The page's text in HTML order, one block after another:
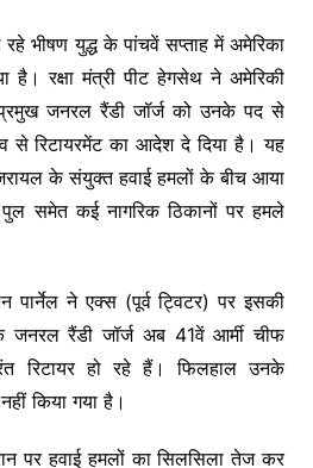
भीषण युद्ध के पांचवें सप्ताह में अमेरिका
है। रक्षा मंत्री पीट हेगसेथ ने अमेरिकी
जनरल रैंडी जॉर्ज को उनके पद से
से रिटायरमेंट का आदेश दे दिया है। यह
के संयुक्त हवाई हमलों के बीच आया
समेत कई नागरिक ठिकानों पर हमले
पार्नेल ने एक्स (पूर्व ट्विटर) पर इसकी
जनरल रैंडी जॉर्ज अब 41वें आर्मी चीफ
हो रहे हैं। फिलहाल उनके
किया गया है।
पर हवाई हमलों का सिलसिला तेज कर